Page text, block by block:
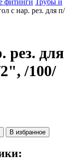
фитинги Трубы и
с нар. рез. для п/
рез. для
/100/
В избранное